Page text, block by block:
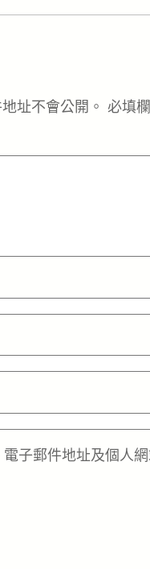
址不會公開。 必填
子郵件地址及個人